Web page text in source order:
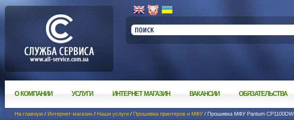
О КОМПАНИИ УСЛУГИ ИНТЕРНЕТ МАГАЗИН ВАКАНСИИ ОБЯЗАТЕЛЬСТВА
На главную / Интернет-магазин / Наши услуги / Прошивка принтеров и МФУ / Прошивка МФУ Pantum CP1100DW